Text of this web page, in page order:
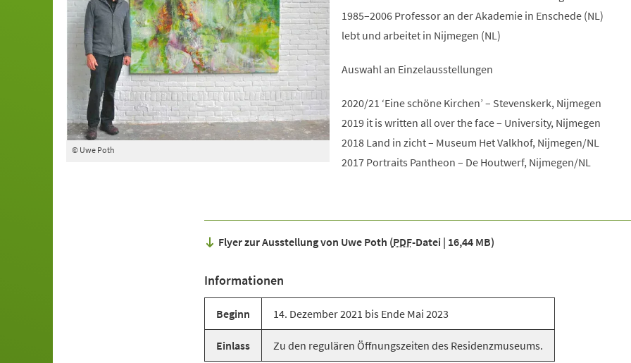
© Uwe Poth
1985–2006 Professor an der Akademie in Enschede (NL)
lebt und arbeitet in Nijmegen (NL)
Auswahl an Einzelausstellungen
2020/21 ‘Eine schöne Kirchen’ – Stevenskerk, Nijmegen
2019 it is written all over the face – University, Nijmegen
2018 Land in zicht – Museum Het Valkhof, Nijmegen/NL
2017 Portraits Pantheon – De Houtwerf, Nijmegen/NL
Flyer zur Ausstellung von Uwe Poth PDF-Datei 16,44 MB
Informationen
Beginn 14. Dezember 2021 bis Ende Mai 2023
Einlass Zu den regulären Öffnungszeiten des Residenzmuseums.